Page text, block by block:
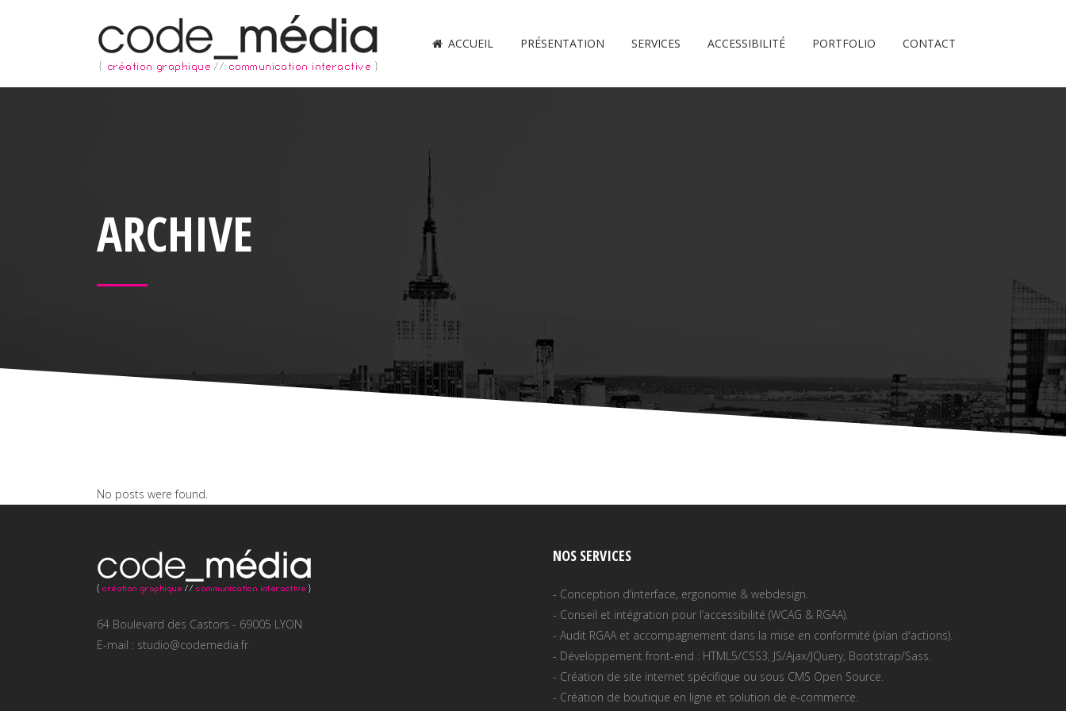
ACCUEIL PRÉSENTATION SERVICES ACCESSIBILITÉ PORTFOLIO CONTACT
ARCHIVE
No posts were found.
64 Boulevard des Castors - 69005 LYON
E-mail : studio@codemedia.fr
NOS SERVICES
- Conception d’interface, ergonomie & webdesign.
- Conseil et intégration pour l’accessibilité (WCAG & RGAA).
- Audit RGAA et accompagnement dans la mise en conformité (plan d'actions).
- Développement front-end : HTML5/CSS3, JS/Ajax/JQuery, Bootstrap/Sass.
- Création de site internet spécifique ou sous CMS Open Source.
- Création de boutique en ligne et solution de e-commerce.